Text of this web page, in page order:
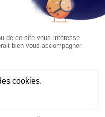
Argentine et
17 novembre 2026